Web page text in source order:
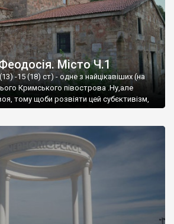
Місто Ч.1
-15 (18) ст) - одне з найцікавіших (на
Кримського півострова .Ну,але
тому щоби розвіяти цей субєктивізм,
це